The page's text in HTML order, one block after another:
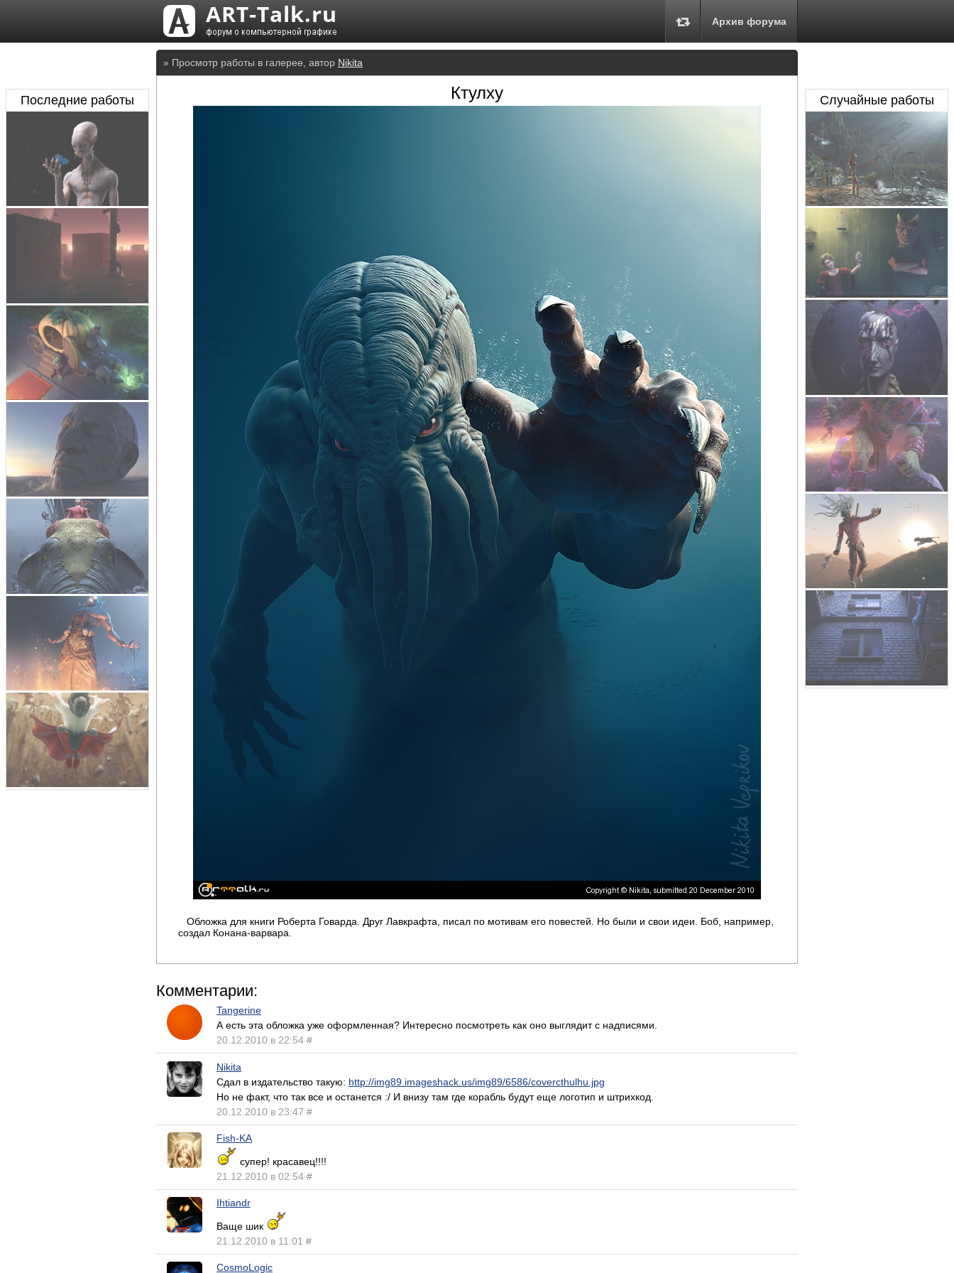
Архив форума
» Просмотр работы в галерее, автор Nikita
Ктулху
Обложка для книги Роберта Говарда. Друг Лавкрафта, писал по мотивам его повестей. Но были и свои идеи. Боб, например,
создал Конана-варвара.
Комментарии:
Tangerine
А есть эта обложка уже оформленная? Интересно посмотреть как оно выглядит с надписями.
20.12.2010 в 22:54 #
Nikita
Сдал в издательство такую: http://img89.imageshack.us/img89/6586/covercthulhu.jpg
Но не факт, что так все и останется :/ И внизу там где корабль будут еще логотип и штрихкод.
20.12.2010 в 23:47 #
Fish-KA
супер! красавец!!!!
21.12.2010 в 02:54 #
Ihtiandr
Ваще шик
21.12.2010 в 11:01 #
CosmoLogic
Последние работы Случайные работы